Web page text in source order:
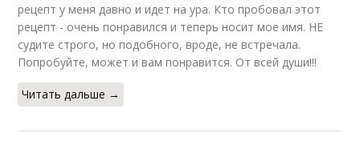
рецепт у меня давно и идет на ура. Кто пробовал этот
рецепт - очень понравился и теперь носит мое имя. НЕ
судите строго, но подобного, вроде, не встречала.
Попробуйте, может и вам понравится. От всей души!!!
Читать дальше →